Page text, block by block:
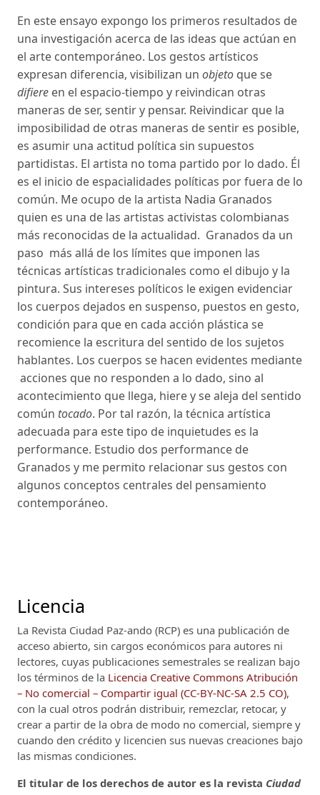
En este ensayo expongo los primeros resultados de
una investigación acerca de las ideas que actúan en
el arte contemporáneo. Los gestos artísticos
expresan diferencia, visibilizan un objeto que se
difiere en el espacio-tiempo y reivindican otras
maneras de ser, sentir y pensar. Reivindicar que la
imposibilidad de otras maneras de sentir es posible,
es asumir una actitud política sin supuestos
partidistas. El artista no toma partido por lo dado. Él
es el inicio de espacialidades políticas por fuera de lo
común. Me ocupo de la artista Nadia Granados
quien es una de las artistas activistas colombianas
más reconocidas de la actualidad. Granados da un
paso más allá de los límites que imponen las
técnicas artísticas tradicionales como el dibujo y la
pintura. Sus intereses políticos le exigen evidenciar
los cuerpos dejados en suspenso, puestos en gesto,
condición para que en cada acción plástica se
recomience la escritura del sentido de los sujetos
hablantes. Los cuerpos se hacen evidentes mediante
acciones que no responden a lo dado, sino al
acontecimiento que llega, hiere y se aleja del sentido
común tocado. Por tal razón, la técnica artística
adecuada para este tipo de inquietudes es la
performance. Estudio dos performance de
Granados y me permito relacionar sus gestos con
algunos conceptos centrales del pensamiento
contemporáneo.
Licencia
La Revista Ciudad Paz-ando (RCP) es una publicación de
acceso abierto, sin cargos económicos para autores ni
lectores, cuyas publicaciones semestrales se realizan bajo
los términos de la Licencia Creative Commons Atribución
– No comercial – Compartir igual (CC-BY-NC-SA 2.5 CO),
con la cual otros podrán distribuir, remezclar, retocar, y
crear a partir de la obra de modo no comercial, siempre y
cuando den crédito y licencien sus nuevas creaciones bajo
las mismas condiciones.
El titular de los derechos de autor es la revista Ciudad